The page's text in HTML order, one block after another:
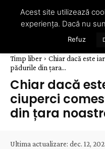
Timp liber
Chiar dacă este
pădurile din țara...
Chiar dacă
ciuperci
din țara
Ultima actualizare: dec. 12,
Acest site utilizează
experiența. Dacă nu
Refuz